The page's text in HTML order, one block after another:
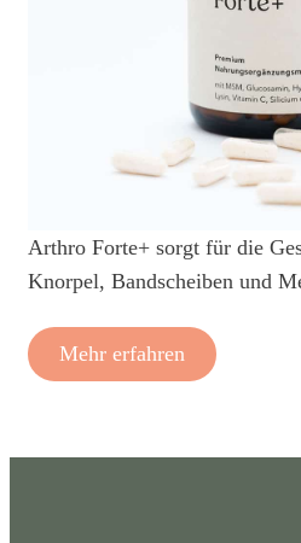
Arthro Forte+ sorgt für die
Knorpel, Bandscheiben und
Mehr erfahren